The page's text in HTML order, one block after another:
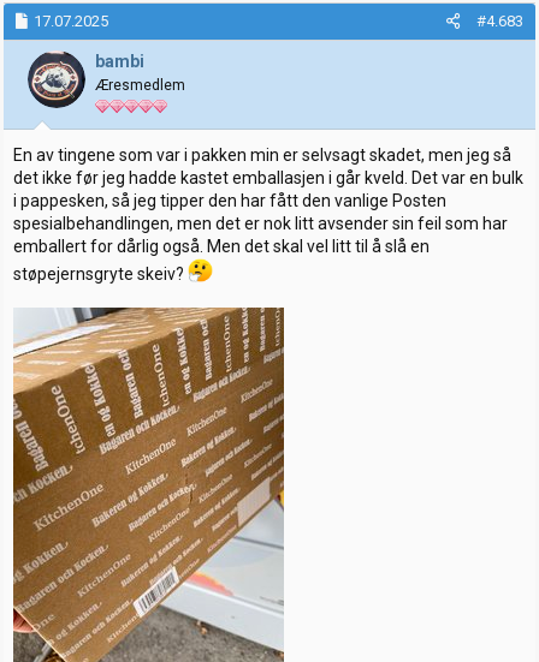
17.07.2025 #4.683
bambi
Æresmedlem
En av tingene som var i pakken min er selvsagt skadet, men jeg så
det ikke før jeg hadde kastet emballasjen i går kveld. Det var en bulk
i pappesken, så jeg tipper den har fått den vanlige Posten
spesialbehandlingen, men det er nok litt avsender sin feil som har
emballert for dårlig også. Men det skal vel litt til å slå en
støpejernsgryte skeiv?